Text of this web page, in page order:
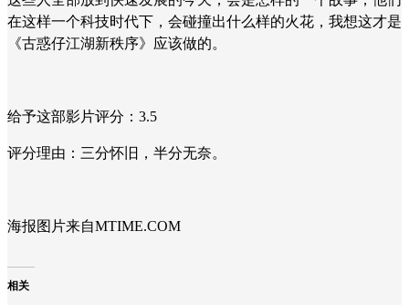
在这样一个科技时代下，会碰撞出什么样的火花，我想这才是
《古惑仔江湖新秩序》应该做的。
给予这部影片评分：3.5
评分理由：三分怀旧，半分无奈。
海报图片来自MTIME.COM
相关